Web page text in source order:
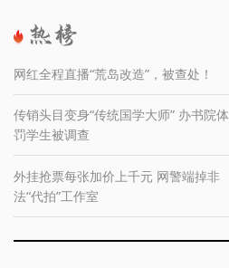
网红全程直播“荒岛改造”，被查处！
传销头目变身“传统国学大师” 办书院体
罚学生被调查
外挂抢票每张加价上千元 网警端掉非
法“代拍”工作室